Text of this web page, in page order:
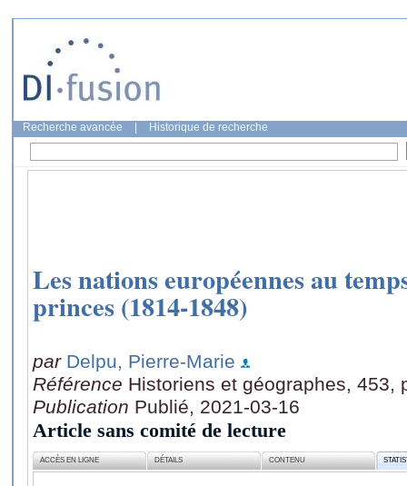
Recherche avancée Historique de recherche
Les nations européennes au
princes (1814-1848)
par Delpu, Pierre-Marie
Référence Historiens et géographes, 453,
Publication Publié, 2021-03-16
Article sans comité de lecture
ACCÈS EN LIGNE DÉTAILS CONTENU